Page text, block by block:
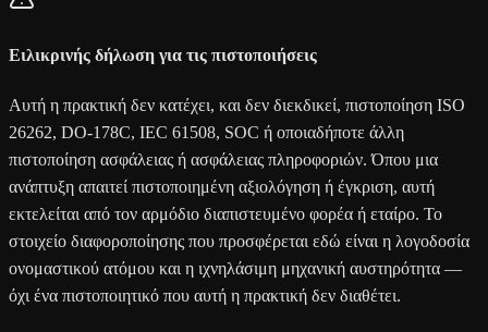
Ειλικρινής δήλωση για τις πιστοποιήσεις
Αυτή η πρακτική δεν κατέχει, και δεν διεκδικεί, πιστοποίηση ISO
26262, DO-178C, IEC 61508, SOC ή οποιαδήποτε άλλη
πιστοποίηση ασφάλειας ή ασφάλειας πληροφοριών. Όπου μια
ανάπτυξη απαιτεί πιστοποιημένη αξιολόγηση ή έγκριση, αυτή
εκτελείται από τον αρμόδιο διαπιστευμένο φορέα ή εταίρο. Το
στοιχείο διαφοροποίησης που προσφέρεται εδώ είναι η λογοδοσία
ονομαστικού ατόμου και η ιχνηλάσιμη μηχανική αυστηρότητα —
όχι ένα πιστοποιητικό που αυτή η πρακτική δεν διαθέτει.